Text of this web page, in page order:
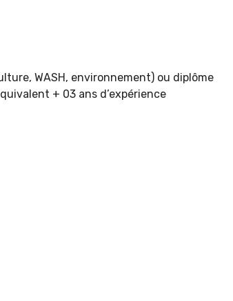
WASH, environnement) ou diplôme
+ 03 ans d’expérience